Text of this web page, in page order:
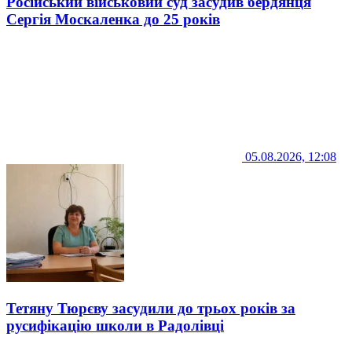
Сергія Москаленка до 25 років
05.08.2026, 12:08
Тетяну Тюрєву засудили до трьох років за
русифікацію школи в Радолівці